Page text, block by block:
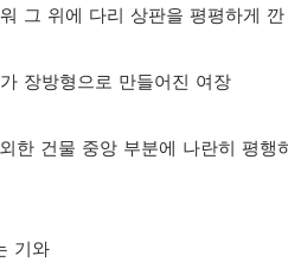
그 위에 다리 상판을 평평하게
장방형으로 만들어진 여장
한 건물 중앙 부분에 나란히 평행
기와